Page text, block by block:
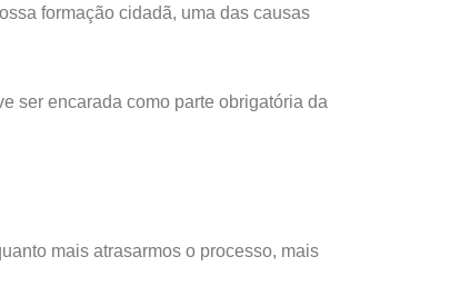
formação cidadã, uma das causas
ser encarada como parte obrigatória da
mais atrasarmos o processo, mais